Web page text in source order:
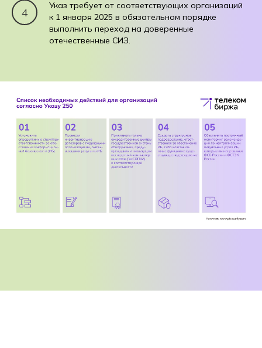
Указ требует от соответствующих организаций
к 1 января 2025 в обязательном порядке
выполнить переход на доверенные
отечественные СИЗ.